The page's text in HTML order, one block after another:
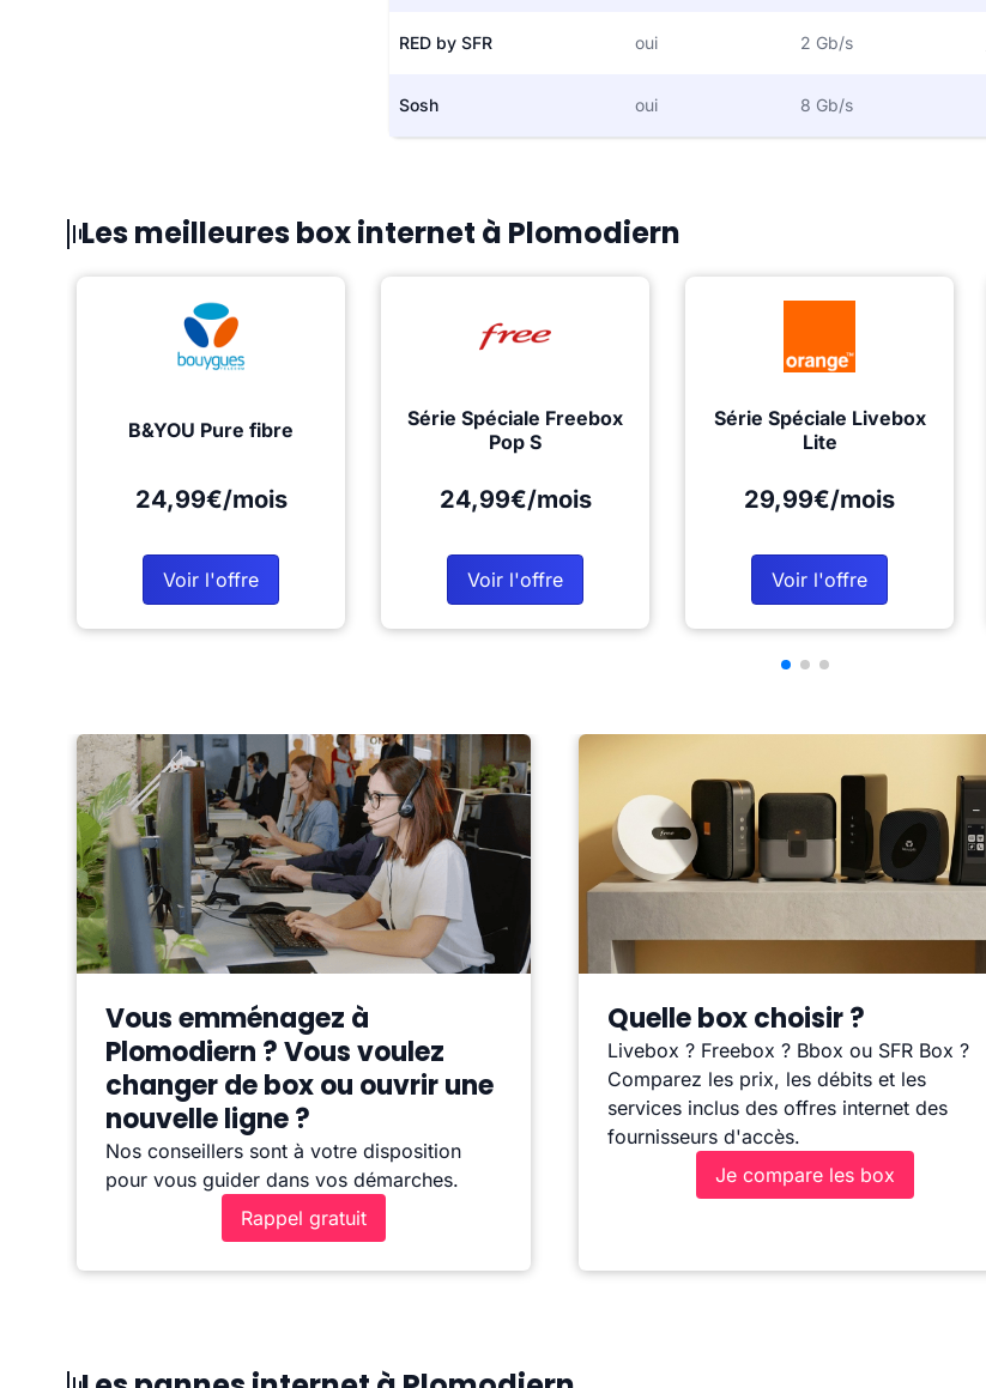
RED by SFR oui 2 Gb/s
Sosh oui 8 Gb/s
Les meilleures box internet à Plomodiern
B&YOU Pure fibre
24,99€/mois
Voir l'offre
Série Spéciale Freebox
Pop S
24,99€/mois
Voir l'offre
Série Spéciale Livebox
Lite
29,99€/mois
Voir l'offre
Vous emménagez à
Plomodiern ? Vous voulez
changer de box ou ouvrir une
nouvelle ligne ?
Nos conseillers sont à votre disposition
pour vous guider dans vos démarches.
Rappel gratuit
Quelle box choisir ?
Livebox ? Freebox ? Bbox ou SFR Box ?
Comparez les prix, les débits et les
services inclus des offres internet des
fournisseurs d'accès.
Je compare les box